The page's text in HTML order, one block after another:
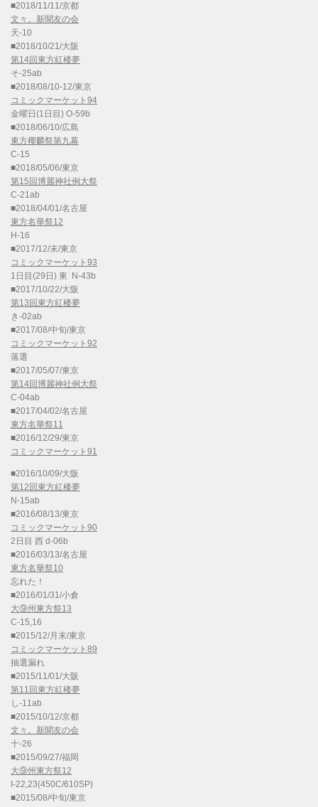
■2018/11/11/京都
文々。新聞友の会
天-10
■2018/10/21/大阪
第14回東方紅楼夢
そ-25ab
■2018/08/10-12/東京
コミックマーケット94
金曜日(1日目) O-59b
■2018/06/10/広島
東方椰麟祭第九幕
C-15
■2018/05/06/東京
第15回博麗神社例大祭
C-21ab
■2018/04/01/名古屋
東方名華祭12
H-16
■2017/12/末/東京
コミックマーケット93
1日目(29日) 東 N-43b
■2017/10/22/大阪
第13回東方紅楼夢
き-02ab
■2017/08/中旬/東京
コミックマーケット92
落選
■2017/05/07/東京
第14回博麗神社例大祭
C-04ab
■2017/04/02/名古屋
東方名華祭11
■2016/12/29/東京
コミックマーケット91
■2016/10/09/大阪
第12回東方紅楼夢
N-15ab
■2016/08/13/東京
コミックマーケット90
2日目 西 d-06b
■2016/03/13/名古屋
東方名華祭10
忘れた！
■2016/01/31/小倉
大⑨州東方祭13
C-15,16
■2015/12/月末/東京
コミックマーケット89
抽選漏れ
■2015/11/01/大阪
第11回東方紅楼夢
し-11ab
■2015/10/12/京都
文々。新聞友の会
十-26
■2015/09/27/福岡
大⑨州東方祭12
I-22,23(450C/610SP)
■2015/08/中旬/東京